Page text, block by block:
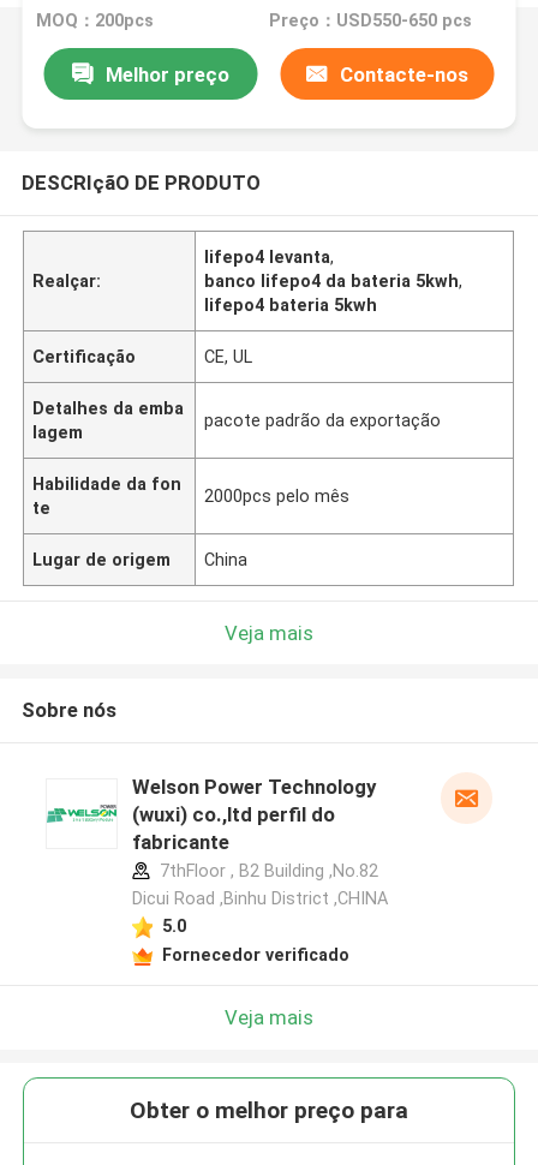
48V 5kwh Lifepo4
MOQ：200pcs Preço：USD550-650 pcs
Melhor preço Contacte-nos
DESCRIçãO DE PRODUTO
Realçar:
lifepo4 levanta,
banco lifepo4 da bateria 5kwh,
lifepo4 bateria 5kwh
Certificação CE, UL
Detalhes da emba
lagem
pacote padrão da exportação
Habilidade da fon
te
2000pcs pelo mês
Lugar de origem China
Veja mais
Sobre nós
Welson Power Technology
(wuxi) co.,ltd perfil do
fabricante
7thFloor , B2 Building ,No.82
Dicui Road ,Binhu District ,CHINA
5.0
Fornecedor verificado
Veja mais
Obter o melhor preço para